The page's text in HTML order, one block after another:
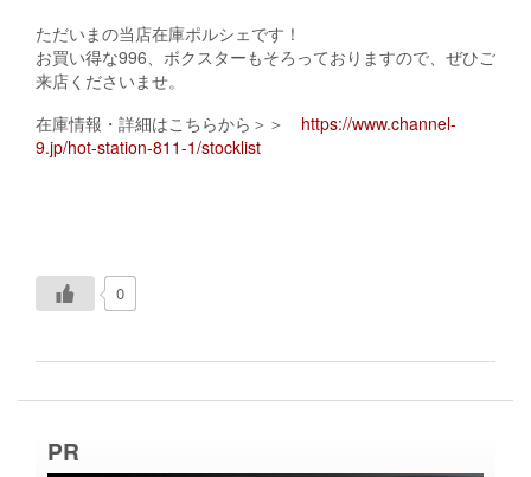
ただいまの当店在庫ポルシェです！
お買い得な996、ボクスターもそろっておりますので、ぜひご
来店くださいませ。
在庫情報・詳細はこちらから＞＞ https://www.channel-
9.jp/hot-station-811-1/stocklist
0
PR